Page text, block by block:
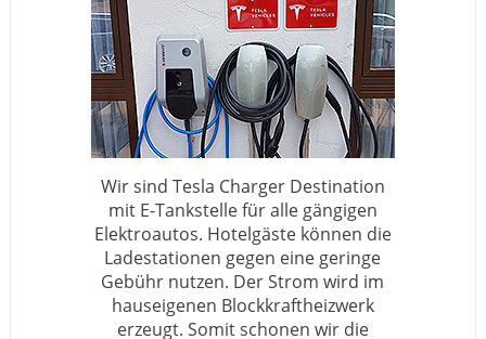
Wir sind Tesla Charger Destination
mit E-Tankstelle für alle gängigen
Elektroautos. Hotelgäste können die
Ladestationen gegen eine geringe
Gebühr nutzen. Der Strom wird im
hauseigenen Blockkraftheizwerk
erzeugt. Somit schonen wir die